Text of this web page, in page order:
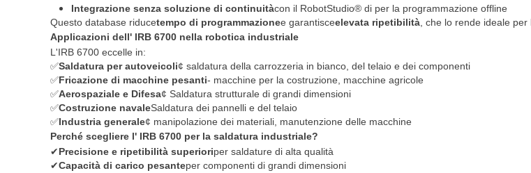
Integrazione senza soluzione di continuitàcon il RobotStudio® di per la programmazione offline
Questo database riducetempo di programmazionee garantisceelevata ripetibilità , che lo rende ideale
Applicazioni dell' IRB 6700 nella robotica industriale
L'IRB 6700 eccelle in:
✅Saldatura per autoveicoli¢ saldatura della carrozzeria in bianco, del telaio e dei componenti
✅Fricazione di macchine pesanti- macchine per la costruzione, macchine agricole
✅Aerospaziale e Difesa¢ Saldatura strutturale di grandi dimensioni
✅Costruzione navaleSaldatura dei pannelli e del telaio
✅Industria generale¢ manipolazione dei materiali, manutenzione delle macchine
Perché scegliere l' IRB 6700 per la saldatura industriale?
✔Precisione e ripetibilità superioriper saldature di alta qualità
✔Capacità di carico pesanteper componenti di grandi dimensioni